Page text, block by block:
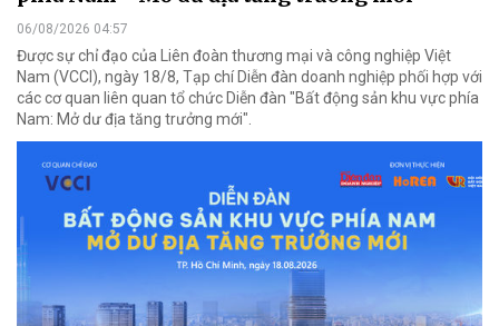
06/08/2026 04:57
Được sự chỉ đạo của Liên đoàn thương mại và công nghiệp Việt
Nam (VCCI), ngày 18/8, Tạp chí Diễn đàn doanh nghiệp phối hợp với
các cơ quan liên quan tổ chức Diễn đàn "Bất động sản khu vực phía
Nam: Mở dư địa tăng trưởng mới".